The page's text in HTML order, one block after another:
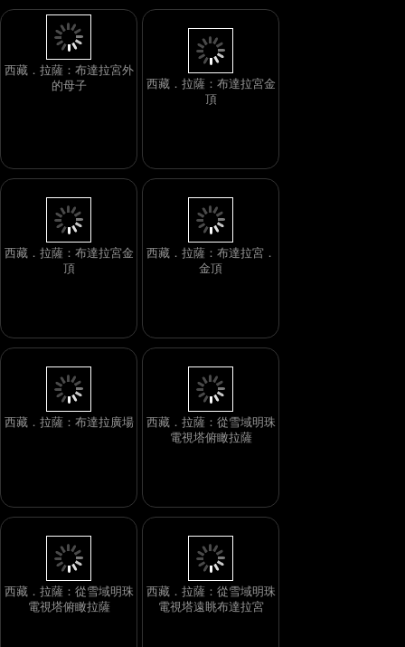
西藏．拉薩：布達拉宮外
的母子
西藏．拉薩：布達拉宮金
頂
西藏．拉薩：布達拉宮金
頂
西藏．拉薩：布達拉宮．
金頂
西藏．拉薩：布達拉廣場
西藏．拉薩：從雪域明珠
電視塔俯瞰拉薩
西藏．拉薩：從雪域明珠
電視塔俯瞰拉薩
西藏．拉薩：從雪域明珠
電視塔遠眺布達拉宮